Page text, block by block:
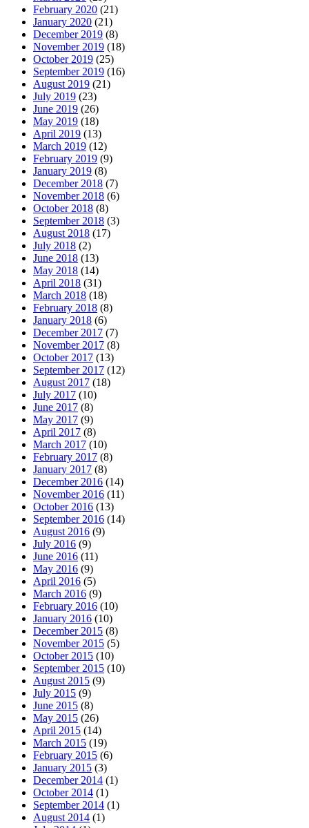
February 2020 (21)
January 2020 (21)
December 2019 (8)
November 2019 (18)
October 2019 (25)
September 2019 (16)
August 2019 (21)
July 2019 (23)
June 2019 (26)
May 2019 (18)
April 2019 (13)
March 2019 (12)
February 2019 (9)
January 2019 (8)
December 2018 (7)
November 2018 (6)
October 2018 (8)
September 2018 (3)
August 2018 (17)
July 2018 (2)
June 2018 (13)
May 2018 (14)
April 2018 (31)
March 2018 (18)
February 2018 (8)
January 2018 (6)
December 2017 (7)
November 2017 (8)
October 2017 (13)
September 2017 (12)
August 2017 (18)
July 2017 (10)
June 2017 (8)
May 2017 (9)
April 2017 (8)
March 2017 (10)
February 2017 (8)
January 2017 (8)
December 2016 (14)
November 2016 (11)
October 2016 (13)
September 2016 (14)
August 2016 (9)
July 2016 (9)
June 2016 (11)
May 2016 (9)
April 2016 (5)
March 2016 (9)
February 2016 (10)
January 2016 (10)
December 2015 (8)
November 2015 (5)
October 2015 (10)
September 2015 (10)
August 2015 (9)
July 2015 (9)
June 2015 (8)
May 2015 (26)
April 2015 (14)
March 2015 (19)
February 2015 (6)
January 2015 (3)
December 2014 (1)
October 2014 (1)
September 2014 (1)
August 2014 (1)